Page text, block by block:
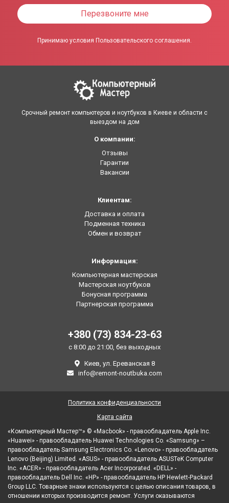
Перезвоните мне
Принимаю условия Пользовательского соглашения.
Срочный ремонт компьютеров и ноутбуков в Киеве и области с
выездом на дом
О компании:
Отзывы
Гарантии
Вакансии
Клиентам:
Доставка и оплата
Подменная техника
Обмен и возврат
Информация:
Компьютерная мастерская
Мастерская ноутбуков
Бонусная программа
Партнерская программа
+380 (73) 834-23-63
с 8:00 до 21:00, без выходных
Киев, ул. Ереванская 8
info@remont-noutbuka.com
«Компьютерный Мастер™» © «Macbook» - правообладатель Apple Inc.
«Huawei» - правообладатель Huawei Technologies Co. «Samsung» –
правообладатель Samsung Electronics Co. «Lenovo» - правообладатель
Lenovo (Beijing) Limited. «ASUS» - правообладатель ASUSTeK Computer
Inc. «ACER» - правообладатель Acer Incorporated. «DELL» -
правообладатель Dell Inc. «HP» - правообладатель HP Hewlett-Packard
Group LLC. Товарные знаки используются с целью описания товаров, в
отношении которых производится ремонт. Услуги оказываются
Политика конфиденциальности
Карта сайта